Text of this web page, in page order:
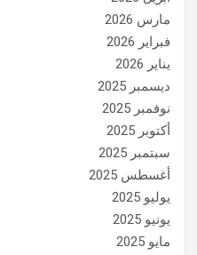
مارس 2026
فبراير 2026
يناير 2026
ديسمبر 2025
نوفمبر 2025
أكتوبر 2025
سبتمبر 2025
أغسطس 2025
يوليو 2025
يونيو 2025
مايو 2025